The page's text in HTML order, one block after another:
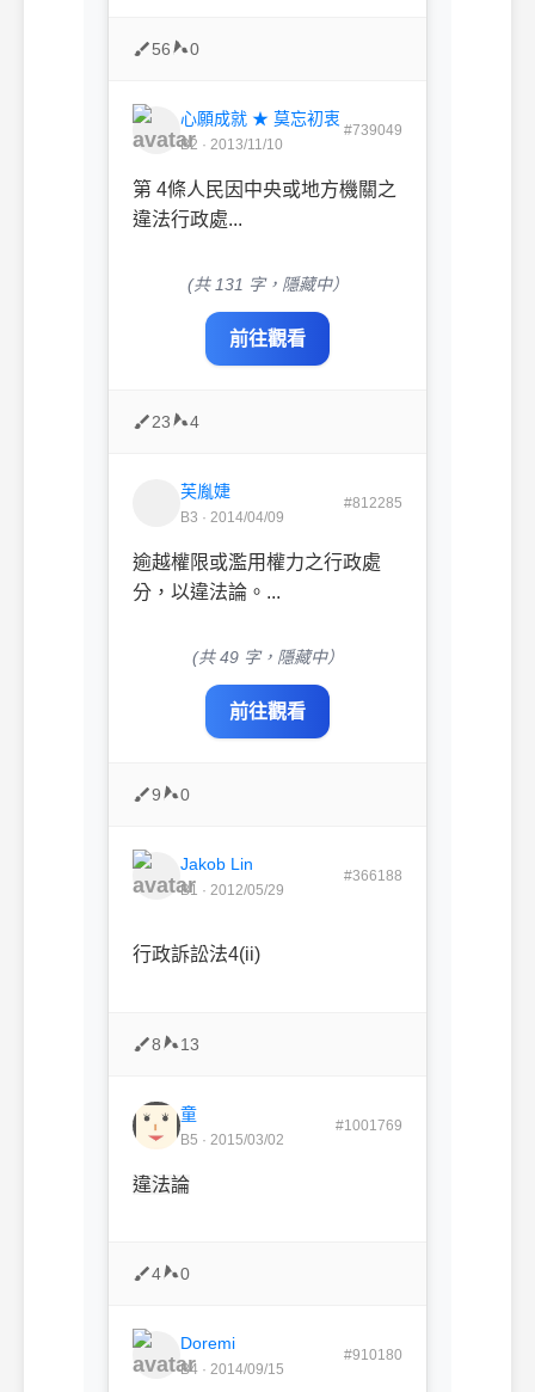
56 0
心願成就 ★ 莫忘初衷
B2 · 2013/11/10
#739049
第 4條人民因中央或地方機關之
違法行政處...
(共 131 字，隱藏中）
前往觀看
23 4
芙胤婕
B3 · 2014/04/09
#812285
逾越權限或濫用權力之行政處
分，以違法論。...
(共 49 字，隱藏中）
前往觀看
9 0
Jakob Lin
B1 · 2012/05/29
#366188
行政訴訟法4(ii)
8 13
童
B5 · 2015/03/02
#1001769
違法論
4 0
Doremi
B4 · 2014/09/15
#910180